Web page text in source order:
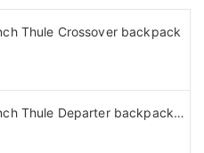
Thule Crossover backpack
Balo laptop 15 inch Thule Departer backpack ( 21L )